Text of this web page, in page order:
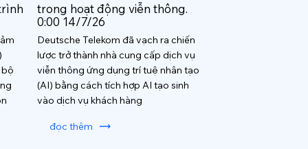
trong hoạt động viễn thông.
0:00 14/7/26
Deutsche Telekom đã vạch ra chiến
lược trở thành nhà cung cấp dịch vụ
viễn thông ứng dụng trí tuệ nhân tạo
(AI) bằng cách tích hợp AI tạo sinh
vào dịch vụ khách hàng
đọc thêm